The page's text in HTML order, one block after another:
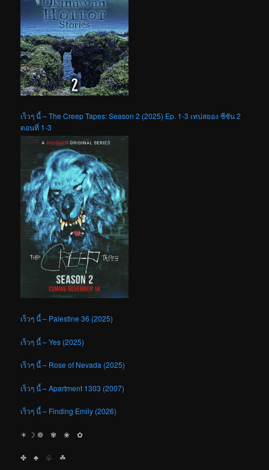
เร็วๆ นี้ – The Creep Tapes: Season 2 (2025) Ep. 1-3 เทปสยอง ซีซัน 2
ตอนที่ 1-3
เร็วๆ นี้ – Palestine 36 (2025)
เร็วๆ นี้ – Yes (2025)
เร็วๆ นี้ – Rose of Nevada (2025)
เร็วๆ นี้ – Apartment 1303 (2007)
เร็วๆ นี้ – Finding Emily (2026)
☀︎ ☽ ❁ ✾ ❀ ✿
✤ ♣︎ ♧ ☘︎